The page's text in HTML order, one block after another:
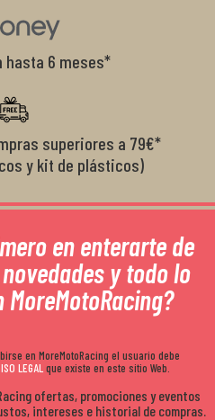
hasta 6 meses*
superiores a 79€*
y kit de plásticos)
en enterarte de
y todo lo
en MoreMotoRacing el usuario debe
LEGALque existe en este sitio Web.
ofertas, promociones y eventos
intereses e historial de compras.